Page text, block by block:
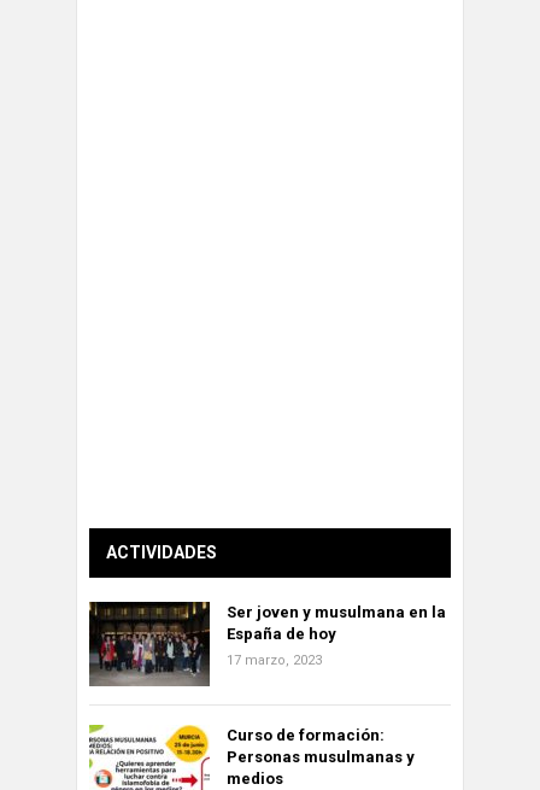
ACTIVIDADES
Ser joven y musulmana en la
España de hoy
17 marzo, 2023
Curso de formación:
Personas musulmanas y
medios